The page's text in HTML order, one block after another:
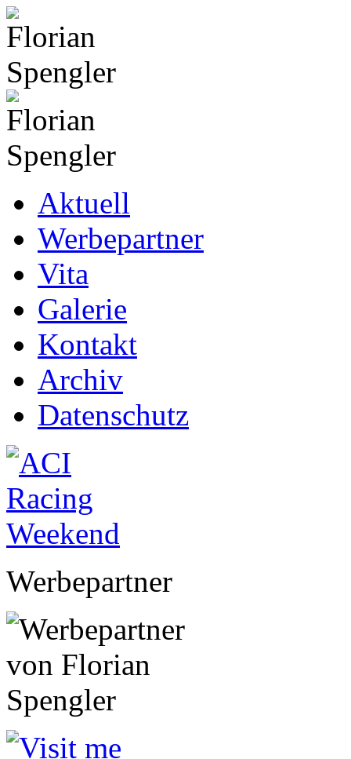
Aktuell
Werbepartner
Vita
Galerie
Kontakt
Archiv
Datenschutz
Werbepartner